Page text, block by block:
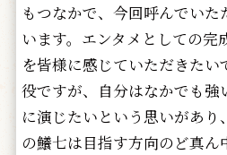
もつなかで、今回呼んでい
います。エンタメとしての完
を皆様に感じていただきた
役ですが、自分はなかでも強
に演じたいという思いがあり
の鱶七は目指す方向のど真